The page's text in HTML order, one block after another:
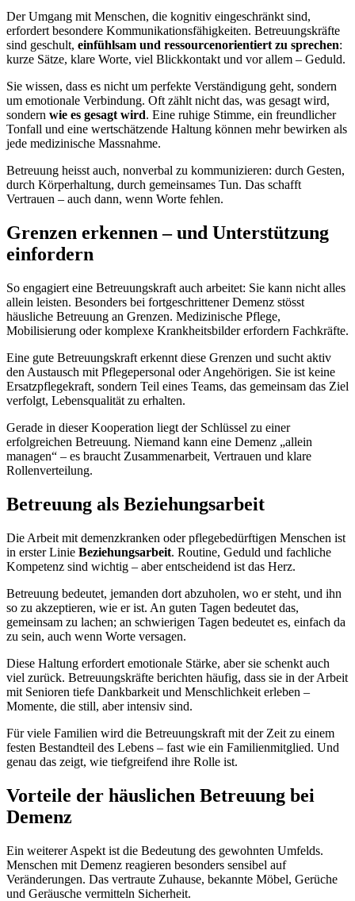
Der Umgang mit Menschen, die kognitiv eingeschränkt sind,
erfordert besondere Kommunikationsfähigkeiten. Betreuungskräfte
sind geschult, einfühlsam und ressourcenorientiert zu sprechen:
kurze Sätze, klare Worte, viel Blickkontakt und vor allem – Geduld.
Sie wissen, dass es nicht um perfekte Verständigung geht, sondern
um emotionale Verbindung. Oft zählt nicht das, was gesagt wird,
sondern wie es gesagt wird. Eine ruhige Stimme, ein freundlicher
Tonfall und eine wertschätzende Haltung können mehr bewirken als
jede medizinische Massnahme.
Betreuung heisst auch, nonverbal zu kommunizieren: durch Gesten,
durch Körperhaltung, durch gemeinsames Tun. Das schafft
Vertrauen – auch dann, wenn Worte fehlen.
Grenzen erkennen – und Unterstützung
einfordern
So engagiert eine Betreuungskraft auch arbeitet: Sie kann nicht alles
allein leisten. Besonders bei fortgeschrittener Demenz stösst
häusliche Betreuung an Grenzen. Medizinische Pflege,
Mobilisierung oder komplexe Krankheitsbilder erfordern Fachkräfte.
Eine gute Betreuungskraft erkennt diese Grenzen und sucht aktiv
den Austausch mit Pflegepersonal oder Angehörigen. Sie ist keine
Ersatzpflegekraft, sondern Teil eines Teams, das gemeinsam das Ziel
verfolgt, Lebensqualität zu erhalten.
Gerade in dieser Kooperation liegt der Schlüssel zu einer
erfolgreichen Betreuung. Niemand kann eine Demenz „allein
managen“ – es braucht Zusammenarbeit, Vertrauen und klare
Rollenverteilung.
Betreuung als Beziehungsarbeit
Die Arbeit mit demenzkranken oder pflegebedürftigen Menschen ist
in erster Linie Beziehungsarbeit. Routine, Geduld und fachliche
Kompetenz sind wichtig – aber entscheidend ist das Herz.
Betreuung bedeutet, jemanden dort abzuholen, wo er steht, und ihn
so zu akzeptieren, wie er ist. An guten Tagen bedeutet das,
gemeinsam zu lachen; an schwierigen Tagen bedeutet es, einfach da
zu sein, auch wenn Worte versagen.
Diese Haltung erfordert emotionale Stärke, aber sie schenkt auch
viel zurück. Betreuungskräfte berichten häufig, dass sie in der Arbeit
mit Senioren tiefe Dankbarkeit und Menschlichkeit erleben –
Momente, die still, aber intensiv sind.
Für viele Familien wird die Betreuungskraft mit der Zeit zu einem
festen Bestandteil des Lebens – fast wie ein Familienmitglied. Und
genau das zeigt, wie tiefgreifend ihre Rolle ist.
Vorteile der häuslichen Betreuung bei
Demenz
Ein weiterer Aspekt ist die Bedeutung des gewohnten Umfelds.
Menschen mit Demenz reagieren besonders sensibel auf
Veränderungen. Das vertraute Zuhause, bekannte Möbel, Gerüche
und Geräusche vermitteln Sicherheit.